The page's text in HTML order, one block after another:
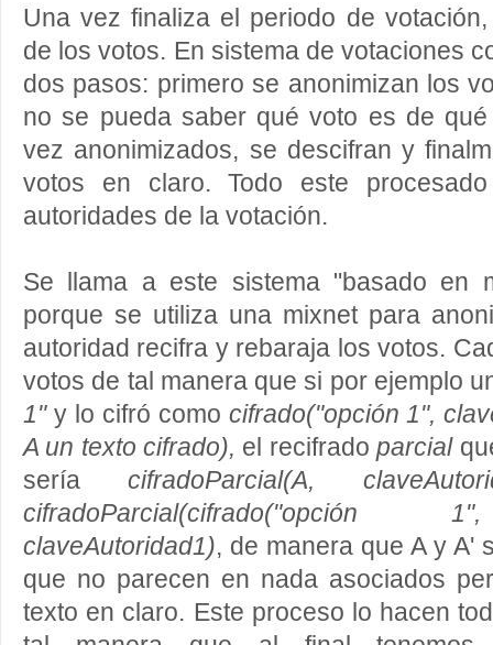
Una vez finaliza el periodo de
de los votos. En sistema de votaciones
dos pasos: primero se anonimizan los
no se pueda saber qué voto es de
vez anonimizados, se descifran y
votos en claro. Todo este
autoridades de la votación.
Se llama a este sistema "basado en
porque se utiliza una mixnet para
autoridad recifra y rebaraja los votos.
votos de tal manera que si por ejemplo
1"y lo cifró como cifrado("opción 1",
A un texto cifrado), el recifradoparcial
seríacifradoParcial(A,
cifradoParcial(cifrado("opción
claveAutoridad1), de manera que A y A'
que no parecen en nada asociados
texto en claro. Este proceso lo hacen